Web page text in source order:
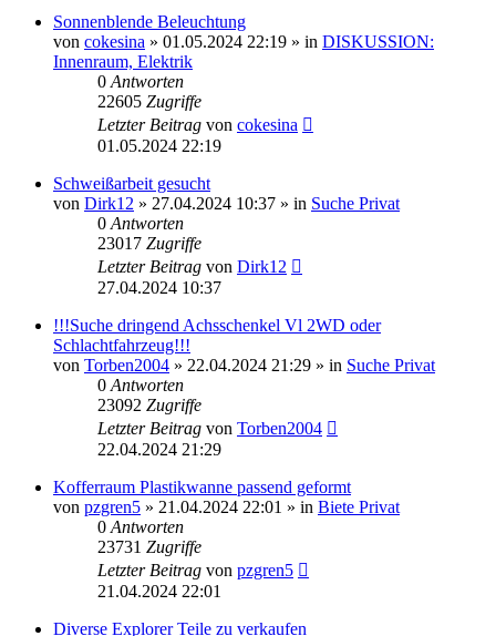
Sonnenblende Beleuchtung
von cokesina » 01.05.2024 22:19 » in DISKUSSION:
Innenraum, Elektrik
0 Antworten
22605 Zugriffe
Letzter Beitrag von cokesina
01.05.2024 22:19
Schweißarbeit gesucht
von Dirk12 » 27.04.2024 10:37 » in Suche Privat
0 Antworten
23017 Zugriffe
Letzter Beitrag von Dirk12
27.04.2024 10:37
!!!Suche dringend Achsschenkel Vl 2WD oder
Schlachtfahrzeug!!!
von Torben2004 » 22.04.2024 21:29 » in Suche Privat
0 Antworten
23092 Zugriffe
Letzter Beitrag von Torben2004
22.04.2024 21:29
Kofferraum Plastikwanne passend geformt
von pzgren5 » 21.04.2024 22:01 » in Biete Privat
0 Antworten
23731 Zugriffe
Letzter Beitrag von pzgren5
21.04.2024 22:01
Diverse Explorer Teile zu verkaufen